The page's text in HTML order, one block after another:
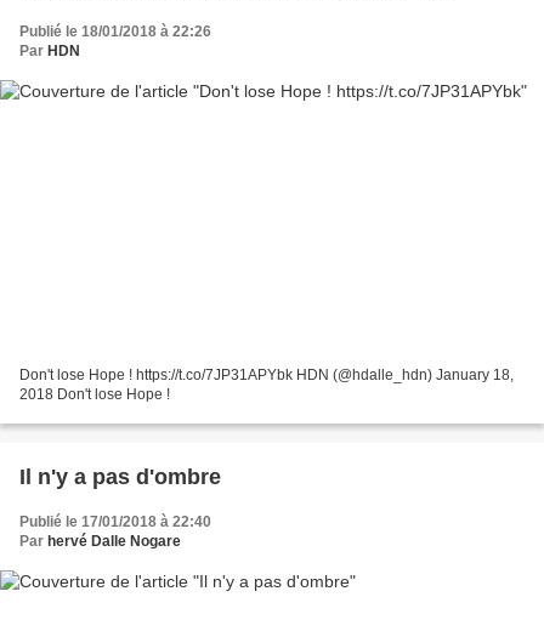
Publié le 18/01/2018 à 22:26
Par HDN
Don't lose Hope ! https://t.co/7JP31APYbk HDN (@hdalle_hdn) January 18,
2018 Don't lose Hope !
Il n'y a pas d'ombre
Publié le 17/01/2018 à 22:40
Par hervé Dalle Nogare